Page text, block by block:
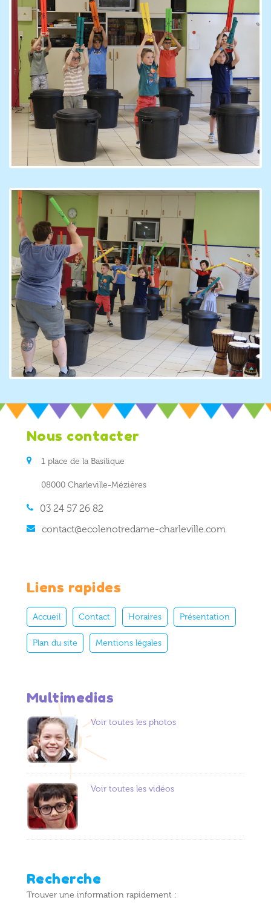
Nous contacter
1 place de la Basilique
08000 Charleville-Mézières
03 24 57 26 82
contact@ecolenotredame-charleville.com
Liens rapides
Accueil Contact Horaires Présentation
Plan du site Mentions légales
Multimedias
Voir toutes les photos
Voir toutes les vidéos
Recherche
Trouver une information rapidement :